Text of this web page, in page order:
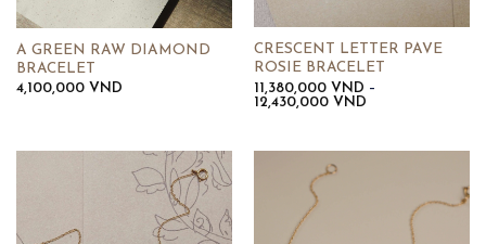
A GREEN RAW DIAMOND
BRACELET
4,100,000 VND
CRESCENT LETTER PAVE
ROSIE BRACELET
11,380,000 VND –
12,430,000 VNDKhoảng